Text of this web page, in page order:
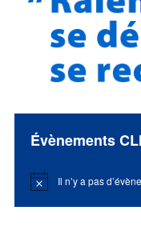
Évènements
Notice Il n’y a pas